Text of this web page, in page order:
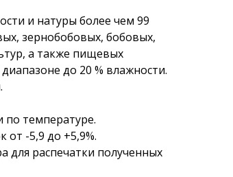
и натуры более чем 99
зернобобовых, бобовых,
а также пищевых
до 20 % влажности.
по температуре.
-5,9 до +5,9%.
для распечатки полученных